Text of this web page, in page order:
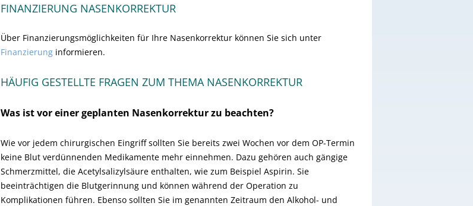
FINANZIERUNG NASENKORREKTUR
Über Finanzierungsmöglichkeiten für Ihre Nasenkorrektur können Sie sich unter
Finanzierung informieren.
HÄUFIG GESTELLTE FRAGEN ZUM THEMA NASENKORREKTUR
Was ist vor einer geplanten Nasenkorrektur zu beachten?
Wie vor jedem chirurgischen Eingriff sollten Sie bereits zwei Wochen vor dem OP-Termin
keine Blut verdünnenden Medikamente mehr einnehmen. Dazu gehören auch gängige
Schmerzmittel, die Acetylsalizylsäure enthalten, wie zum Beispiel Aspirin. Sie
beeinträchtigen die Blutgerinnung und können während der Operation zu
Komplikationen führen. Ebenso sollten Sie im genannten Zeitraum den Alkohol- und